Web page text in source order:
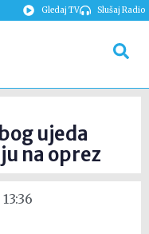
Gledaj TV Slušaj Radio
ujeda
na oprez
13:36